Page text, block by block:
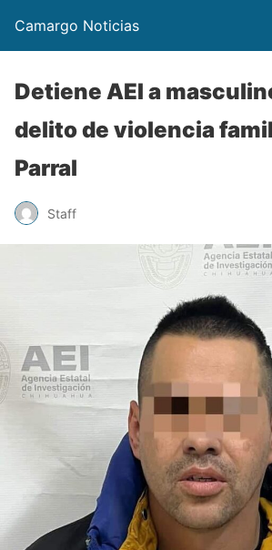
Camargo Noticias
Detiene AEI a
delito de violencia
Parral
Staff